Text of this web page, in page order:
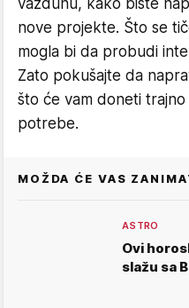
vazduhu, kako biste
nove projekte. Što se
mogla bi da probudi
Zato pokušajte da
što će vam doneti
potrebe.
MOŽDA ĆE VAS
ASTRO
Ovi
slažu sa